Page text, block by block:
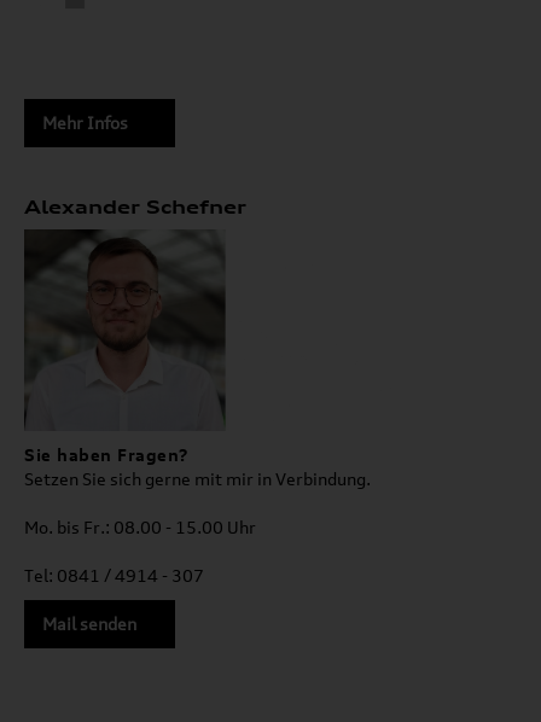
Mehr Infos
Alexander Schefner
Sie haben Fragen?
Setzen Sie sich gerne mit mir in Verbindung.
Mo. bis Fr.: 08.00 - 15.00 Uhr
Tel: 0841 / 4914 - 307
Mail senden